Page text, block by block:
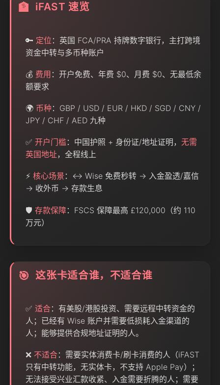
🏦 iFAST 速览
🔑 定位 ：英国 FCA/PRA 持牌数字银行，主打跨境
资金中转与多币种账户
💰 费用 ：开户免费、年费 $0、月费 $0、无最低余
额要求
🌍 币种 ：GBP / USD / EUR / HKD / SGD / CNY /
JPY / CHF / AED 九种
✅ 开户门槛：中国护照 + 身份证/地址证明， 无需
英国地址，全程线上
⚡ 核心场景 ：↔ Wise 免费秒转 → 入金盈透/嘉信
→ 收外币 → 存款生息
🛡️ 存款保障：FSCS 保障最高 £120,000（约 110
万元）
🎯 这张卡适合谁，不适合谁
✅ 适合：有美股/港股投资、需要远程中转资金的
人；已经有 Wise 账户并需要低损耗入金渠道的
人；能够提供合规地址证明的人。
❌ 不适合：需要实体消费卡/刷卡消费的人（iFAST
只有中转功能，无实体卡，不支持 Apple Pay）；
无法接受兴业汇款收紧、入金需要折腾的人；需要